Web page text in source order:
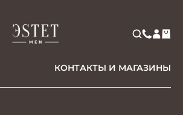
КОНТАКТЫ И МАГАЗИНЫ